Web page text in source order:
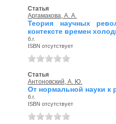
Статья
Аргамакова, А. А.
Теория научных
контексте времен
б.г.
ISBN отсутствует
Статья
Антоновский, А. Ю.
От нормальной науки к
б.г.
ISBN отсутствует